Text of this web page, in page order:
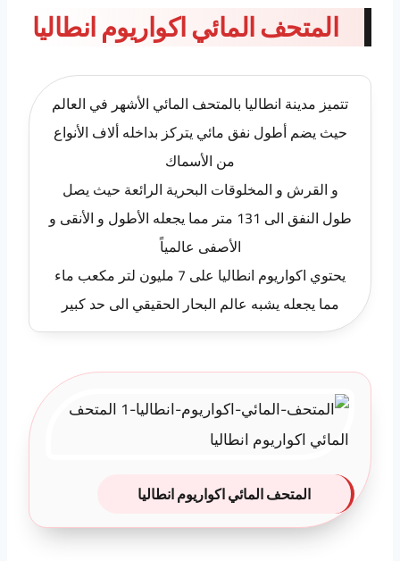
المتحف المائي اكواريوم انطاليا
تتميز مدينة انطاليا بالمتحف المائي الأشهر في العالم
حيث يضم أطول نفق مائي يتركز بداخله ألاف الأنواع
من الأسماك
و القرش و المخلوقات البحرية الرائعة حيث يصل
طول النفق الى 131 متر مما يجعله الأطول و الأنقى و
الأصفى عالمياً
يحتوي اكواريوم انطاليا على 7 مليون لتر مكعب ماء
مما يجعله يشبه عالم البحار الحقيقي الى حد كبير
المتحف المائي اكواريوم انطاليا